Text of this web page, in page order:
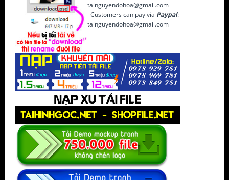
tainguyendohoa@gmail.com
Customers can pay via Paypal:
tainguyendohoa@gmail.com